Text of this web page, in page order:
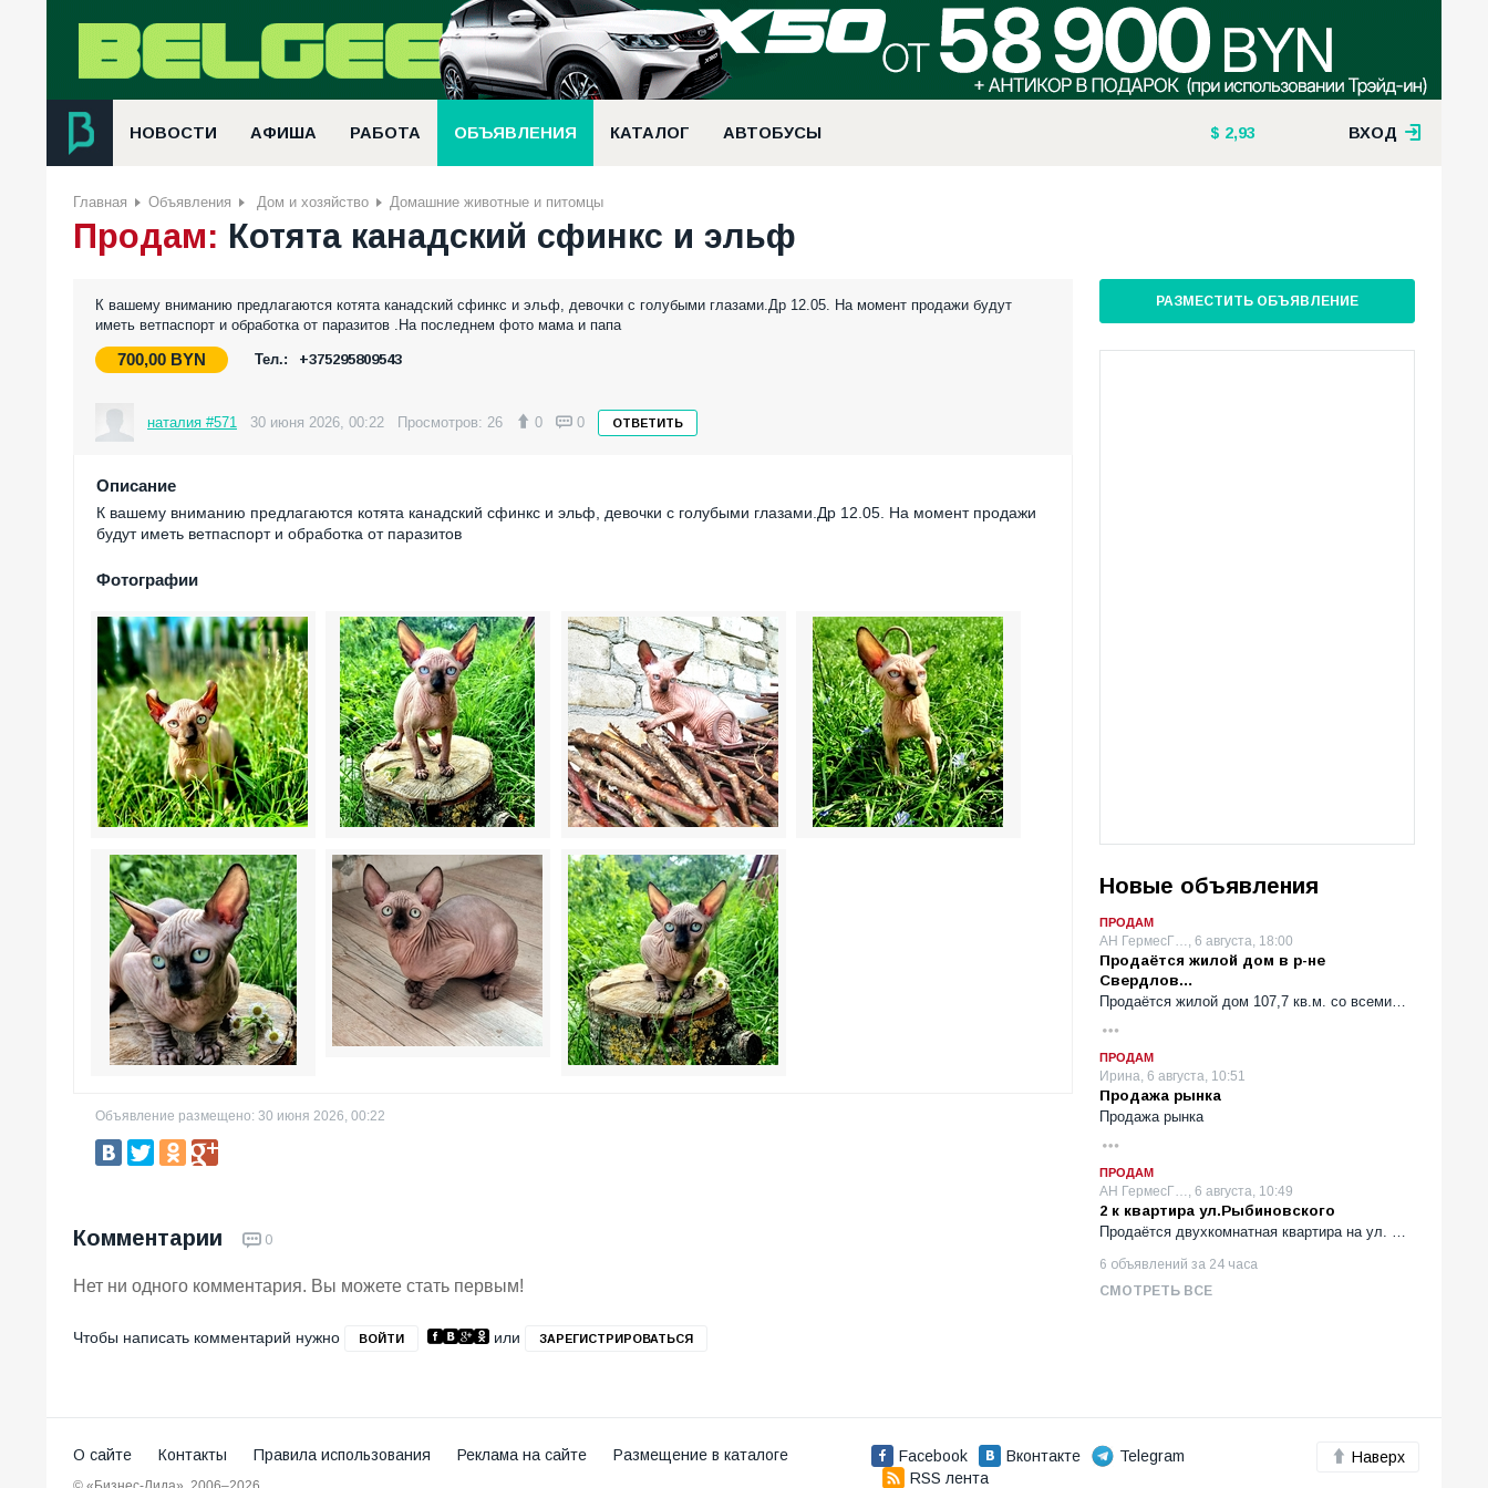
НОВОСТИ АФИША РАБОТА ОБЪЯВЛЕНИЯ КАТАЛОГ АВТОБУСЫ 2,93 ВХОД
Главная Объявления Дом и хозяйство Домашние животные и питомцы
Продам: Котята канадский сфинкс и эльф
К вашему вниманию предлагаются котята канадский сфинкс и эльф, девочки с голубыми глазами.Др 12.05. На момент продажи будут
иметь ветпаспорт и обработка от паразитов .На последнем фото мама и папа
700,00 BYN Тел.: +375295809543
наталия #571 30 июня 2026, 00:22 Просмотров: 26 0 0 ОТВЕТИТЬ
Описание
К вашему вниманию предлагаются котята канадский сфинкс и эльф, девочки с голубыми глазами.Др 12.05. На момент продажи
будут иметь ветпаспорт и обработка от паразитов
Фотографии
Объявление размещено: 30 июня 2026, 00:22
Комментарии 0
Нет ни одного комментария. Вы можете стать первым!
Чтобы написать комментарий нужно ВОЙТИ или ЗАРЕГИСТРИРОВАТЬСЯ
РАЗМЕСТИТЬ ОБЪЯВЛЕНИЕ
Новые объявления
ПРОДАМ
АН ГермесГ…, 6 августа, 18:00
Продаётся жилой дом в р-не
Свердлов…
Продаётся жилой дом 107,7 кв.м. со всеми…
ПРОДАМ
Ирина, 6 августа, 10:51
Продажа рынка
Продажа рынка
ПРОДАМ
АН ГермесГ…, 6 августа, 10:49
2 к квартира ул.Рыбиновского
Продаётся двухкомнатная квартира на ул. …
6 объявлений за 24 часа
СМОТРЕТЬ ВСЕ
О сайте Контакты Правила использования Реклама на сайте Размещение в каталоге Facebook Вконтакте
Telegram
RSS лента
Наверх